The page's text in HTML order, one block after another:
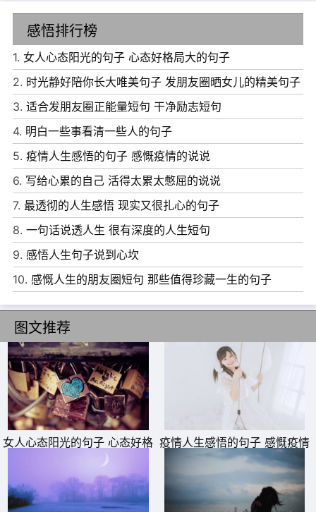
6、一个人的自愈的能力越强，才越有可能接近幸福。做一
个寡万，却心有一片海的人，不伤人害己，于淡泊中，平和
自在。
7、成熟的人才有秘密，不成熟的人会天天把心挂在嘴上。
知无不言，也不一定都是率真，或许还是因为情商不够。能
把嘴边的话咽下去，也是一种练达。
8、当有负面情绪的时候，不要说，管好自己的嘴，有时候
做哑巴，是一种境界。
9、合适的人生位置，既不靠近钱，也不靠近权，而是靠近
灵魂;真正的幸福，既不是富贵，也不是凡事都对，而是问
心无愧。
10、人和人，短期相处看脾气，所以需忍让;长期相处看性
格，相合是朋友;一生交往看德行，德行皆佳方稳妥。
感悟排行榜
1. 女人心态阳光的句子 心态好格局大的句子
2. 时光静好陪你长大唯美句子 发朋友圈晒女儿的精美句子
3. 适合发朋友圈正能量短句 干净励志短句
4. 明白一些事看清一些人的句子
5. 疫情人生感悟的句子 感慨疫情的说说
6. 写给心累的自己 活得太累太憋屈的说说
7. 最透彻的人生感悟 现实又很扎心的句子
8. 一句话说透人生 很有深度的人生短句
9. 感悟人生句子说到心坎
10. 感慨人生的朋友圈短句 那些值得珍藏一生的句子
图文推荐
女人心态阳光的句子 心态好格
局大的句子
疫情人生感悟的句子 感慨疫情
的说说